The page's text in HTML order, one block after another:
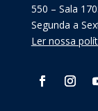
550 – Sala
Segunda a
Ler nossa